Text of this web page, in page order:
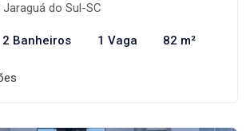
do Sul-SC
2 Banheiros 1 Vaga 82 m²